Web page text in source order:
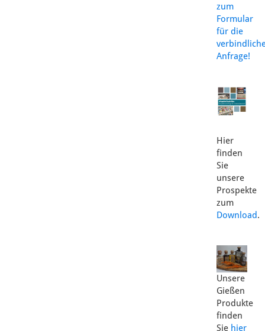
zum
Formular
für die
Anfrage!
Hier
finden
Sie
unsere
Prospekte
zum
Download.
Unsere
Gießen
Produkte
finden
Sie hier